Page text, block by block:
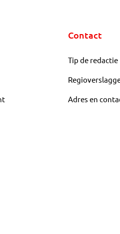
Contact
Tip de redactie
Adres en